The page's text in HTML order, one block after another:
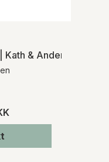
& Andersen